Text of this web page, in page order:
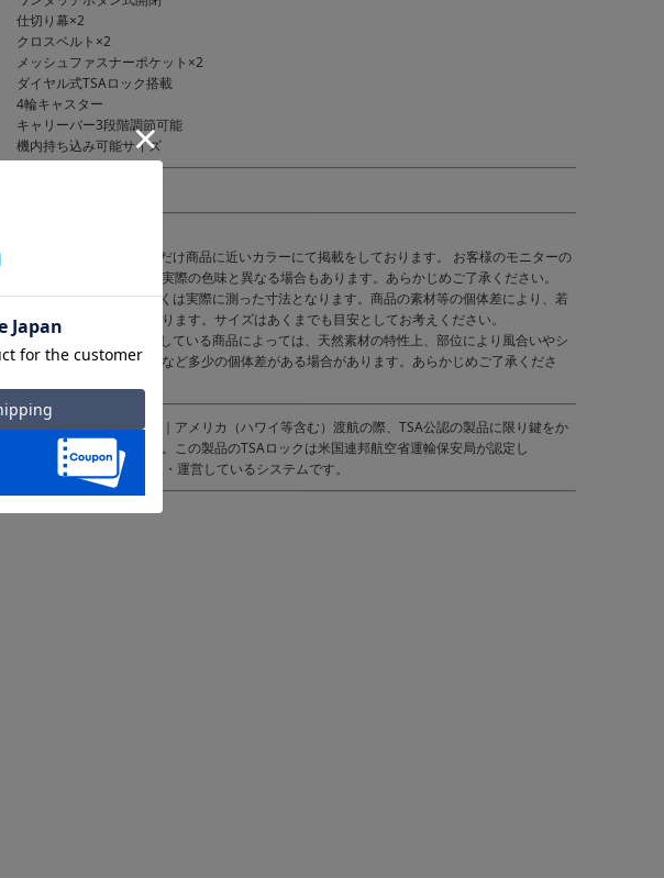
仕切り幕×2
クロスベルト×2
メッシュファスナーポケット×2
ダイヤル式TSAロック搭載
4輪キャスター
キャリーバー3段階調節可能
機内持ち込み可能サイズ
● 商品の画像は、できるだけ商品に近いカラーにて掲載をしております。 お客様のモニターの
発色または設定により、実際の色味と異なる場合もあります。あらかじめご了承ください。
● メーカーサイズ、もしくは実際に測った寸法となります。商品の素材等の個体差により、若
干サイズのばらつきがあります。サイズはあくまでも目安としてお考えください。
● 天然皮革・素材を使用している商品によっては、天然素材の特性上、部位により風合いやシ
ミ・シワ感や焦げ、濃淡など多少の個体差がある場合があります。あらかじめご了承くださ
TSAロック（TSロック）｜アメリカ（ハワイ等含む）渡航の際、TSA公認の製品に限り鍵をか
けて預ける事ができます。この製品のTSAロックは米国連邦航空省運輸保安局が認定し
TRAVELSENTRY社が管理・運営しているシステムです。